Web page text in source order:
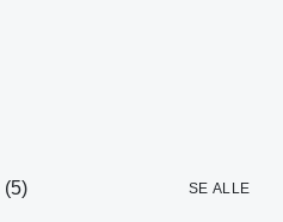
(5) SE ALLE